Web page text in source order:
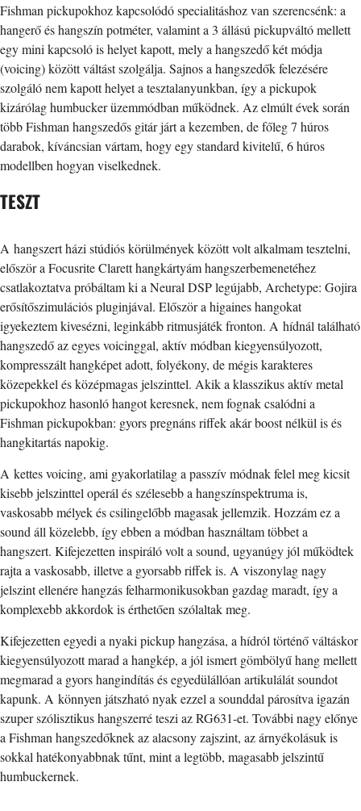
Fishman pickupokhoz kapcsolódó specialitáshoz van szerencsénk: a
hangerő és hangszín potméter, valamint a 3 állású pickupváltó mellett
egy mini kapcsoló is helyet kapott, mely a hangszedő két módja
(voicing) között váltást szolgálja. Sajnos a hangszedők felezésére
szolgáló nem kapott helyet a tesztalanyunkban, így a pickupok
kizárólag humbucker üzemmódban működnek. Az elmúlt évek során
több Fishman hangszedős gitár járt a kezemben, de főleg 7 húros
darabok, kíváncsian vártam, hogy egy standard kivitelű, 6 húros
modellben hogyan viselkednek.
TESZT
A hangszert házi stúdiós körülmények között volt alkalmam tesztelni,
először a Focusrite Clarett hangkártyám hangszerbemenetéhez
csatlakoztatva próbáltam ki a Neural DSP legújabb, Archetype: Gojira
erősítőszimulációs pluginjával. Először a higaines hangokat
igyekeztem kivesézni, leginkább ritmusjáték fronton. A hídnál található
hangszedő az egyes voicinggal, aktív módban kiegyensúlyozott,
kompresszált hangképet adott, folyékony, de mégis karakteres
közepekkel és középmagas jelszinttel. Akik a klasszikus aktív metal
pickupokhoz hasonló hangot keresnek, nem fognak csalódni a
Fishman pickupokban: gyors pregnáns riffek akár boost nélkül is és
hangkitartás napokig.
A kettes voicing, ami gyakorlatilag a passzív módnak felel meg kicsit
kisebb jelszinttel operál és szélesebb a hangszínspektruma is,
vaskosabb mélyek és csilingelőbb magasak jellemzik. Hozzám ez a
sound áll közelebb, így ebben a módban használtam többet a
hangszert. Kifejezetten inspiráló volt a sound, ugyanúgy jól működtek
rajta a vaskosabb, illetve a gyorsabb riffek is. A viszonylag nagy
jelszint ellenére hangzás felharmonikusokban gazdag maradt, így a
komplexebb akkordok is érthetően szólaltak meg.
Kifejezetten egyedi a nyaki pickup hangzása, a hídról történő váltáskor
kiegyensúlyozott marad a hangkép, a jól ismert gömbölyű hang mellett
megmarad a gyors hangindítás és egyedülállóan artikulálát soundot
kapunk. A könnyen játszható nyak ezzel a sounddal párosítva igazán
szuper szólisztikus hangszerré teszi az RG631-et. További nagy előnye
a Fishman hangszedőknek az alacsony zajszint, az árnyékolásuk is
sokkal hatékonyabbnak tűnt, mint a legtöbb, magasabb jelszintű
humbuckernek.